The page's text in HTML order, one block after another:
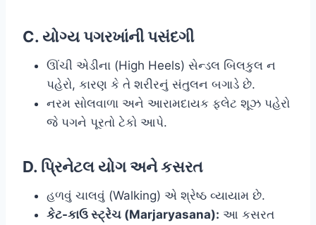
C. યોગ્ય પગરખાંની પસંદગી
ઊંચી એડીના (High Heels) સેન્ડલ બિલકુલ ન
પહેરો, કારણ કે તે શરીરનું સંતુલન બગાડે છે.
નરમ સોલવાળા અને આરામદાયક ફ્લેટ શૂઝ પહેરો
જે પગને પૂરતો ટેકો આપે.
D. પ્રિનેટલ યોગ અને કસરત
હળવું ચાલવું (Walking) એ શ્રેષ્ઠ વ્યાયામ છે.
કેટ-કાઉ સ્ટ્રેચ (Marjaryasana): આ કસરત